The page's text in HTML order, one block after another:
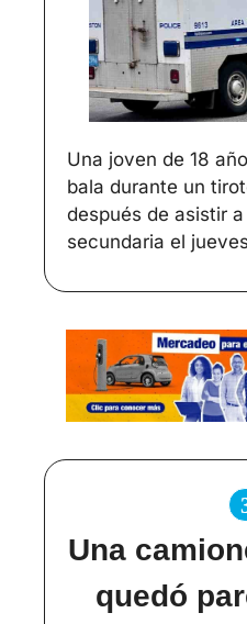
Una joven de 18
bala durante un
después de asistir
secundaria el
Una
quedó